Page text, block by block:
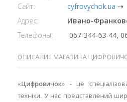
Сайт:
cyfrovychok.ua ⇢
Адрес:
Ивано-
Телефоны:
067-344-63-44,
ОПИСАНИЕ МАГАЗИНА
«Цифровичок» - це
техніки. У нас представлений